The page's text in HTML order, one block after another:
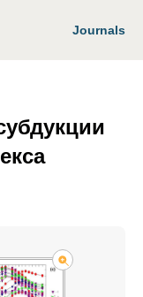
Journals